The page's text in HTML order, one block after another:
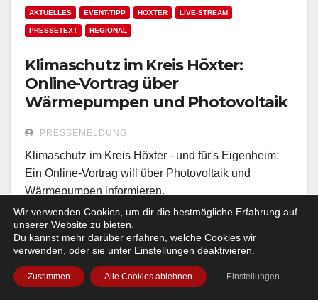
AKTUELLES EVENT-TIPP HÖXTER LIVE-STREAM
PRESSETEXT REGIONAL
Klimaschutz im Kreis Höxter:
Online-Vortrag über
Wärmepumpen und Photovoltaik
PRESSEMELDUNG
Klimaschutz im Kreis Höxter - und für's Eigenheim:
Ein Online-Vortrag will über Photovoltaik und
Wärmepumpen informieren.
Wir verwenden Cookies, um dir die bestmögliche Erfahrung auf
unserer Website zu bieten.
Du kannst mehr darüber erfahren, welche Cookies wir
verwenden, oder sie unter Einstellungen deaktivieren.
Zustimmen Alle Cookies ablehnen Einstellungen